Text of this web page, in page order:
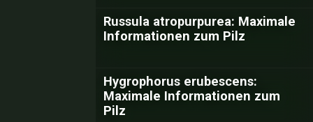
Russula atropurpurea: Maximale
Informationen zum Pilz
Hygrophorus erubescens:
Maximale Informationen zum
Pilz